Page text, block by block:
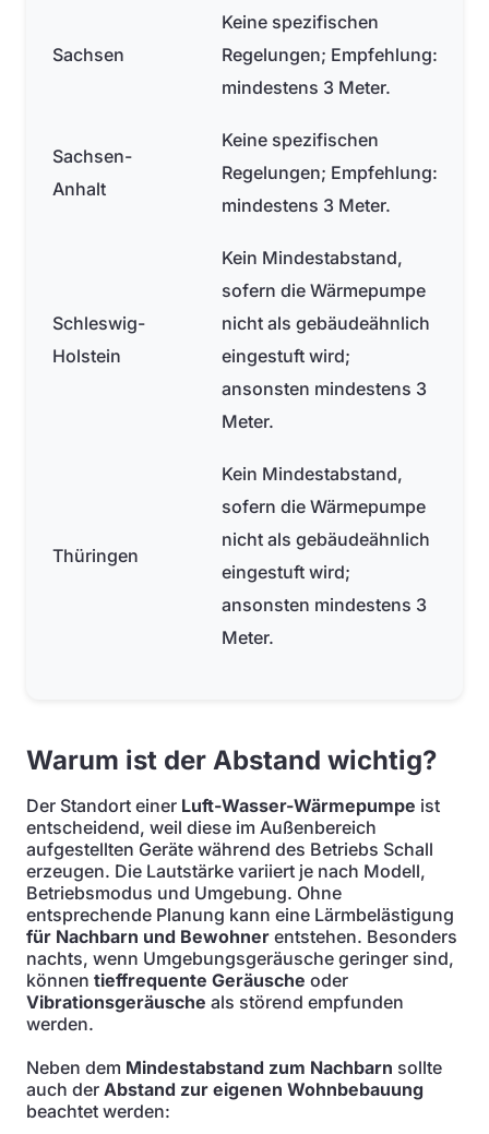
Sachsen
Keine spezifischen
Regelungen; Empfehlung:
mindestens 3 Meter.
Sachsen-
Anhalt
Keine spezifischen
Regelungen; Empfehlung:
mindestens 3 Meter.
Schleswig-
Holstein
Kein Mindestabstand,
sofern die Wärmepumpe
nicht als gebäudeähnlich
eingestuft wird;
ansonsten mindestens 3
Meter.
Thüringen
Kein Mindestabstand,
sofern die Wärmepumpe
nicht als gebäudeähnlich
eingestuft wird;
ansonsten mindestens 3
Meter.
Warum ist der Abstand wichtig?
Der Standort einer Luft-Wasser-Wärmepumpe ist
entscheidend, weil diese im Außenbereich
aufgestellten Geräte während des Betriebs Schall
erzeugen. Die Lautstärke variiert je nach Modell,
Betriebsmodus und Umgebung. Ohne
entsprechende Planung kann eine Lärmbelästigung
für Nachbarn und Bewohner entstehen. Besonders
nachts, wenn Umgebungsgeräusche geringer sind,
können tieffrequente Geräusche oder
Vibrationsgeräusche als störend empfunden
werden.
Neben dem Mindestabstand zum Nachbarn sollte
auch der Abstand zur eigenen Wohnbebauung
beachtet werden: